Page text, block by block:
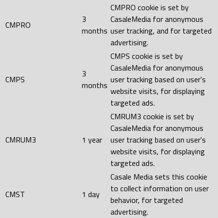
CMPRO
3
months
CMPRO cookie is set by
CasaleMedia for anonymous
user tracking, and for targeted
advertising.
CMPS
3
months
CMPS cookie is set by
CasaleMedia for anonymous
user tracking based on user's
website visits, for displaying
targeted ads.
CMRUM3 1 year
CMRUM3 cookie is set by
CasaleMedia for anonymous
user tracking based on user's
website visits, for displaying
targeted ads.
CMST 1 day
Casale Media sets this cookie
to collect information on user
behavior, for targeted
advertising.